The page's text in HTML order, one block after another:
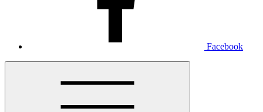
Facebook